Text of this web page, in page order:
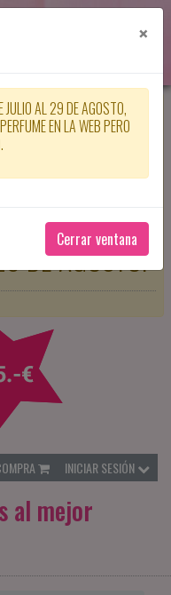
DEL 31
EN
BUSCAR SU
PERO NO
DE AGOSTO.
INICIAR SESIÓN
al mejor
×
JULIO AL 29 DE AGOSTO,
EN LA WEB PERO
Cerrar ventana